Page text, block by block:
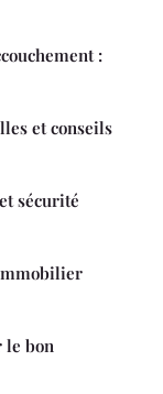
:
et conseils
sécurité
le bon